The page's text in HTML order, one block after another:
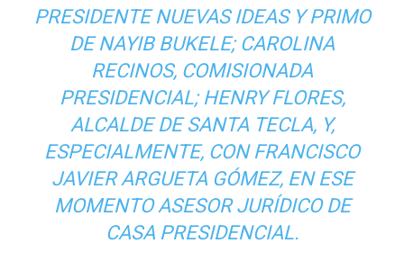
PRESIDENTE NUEVAS IDEAS Y PRIMO
DE NAYIB BUKELE; CAROLINA
RECINOS, COMISIONADA
PRESIDENCIAL; HENRY FLORES,
ALCALDE DE SANTA TECLA, Y,
ESPECIALMENTE, CON FRANCISCO
JAVIER ARGUETA GÓMEZ, EN ESE
MOMENTO ASESOR JURÍDICO DE
CASA PRESIDENCIAL.